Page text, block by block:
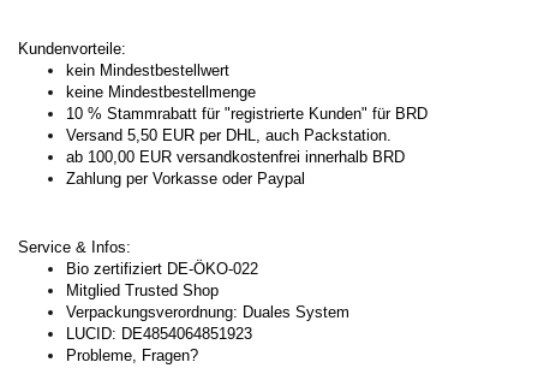
Kundenvorteile:
kein Mindestbestellwert
keine Mindestbestellmenge
10 % Stammrabatt für "registrierte Kunden" für BRD
Versand 5,50 EUR per DHL, auch Packstation.
ab 100,00 EUR versandkostenfrei innerhalb BRD
Zahlung per Vorkasse oder Paypal
Service & Infos:
Bio zertifiziert DE-ÖKO-022
Mitglied Trusted Shop
Verpackungsverordnung: Duales System
LUCID: DE4854064851923
Probleme, Fragen?